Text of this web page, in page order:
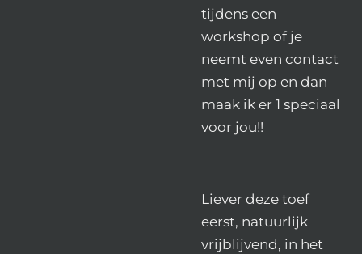
tijdens een
workshop of je
neemt even contact
met mij op en dan
maak ik er 1 speciaal
voor jou!!
Liever deze toef
eerst, natuurlijk
vrijblijvend, in het